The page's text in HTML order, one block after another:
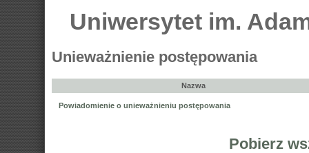
Uniwersytet im.
Unieważnienie postępowania
Nazwa
Powiadomienie o unieważnieniu postępowania
Pobierz